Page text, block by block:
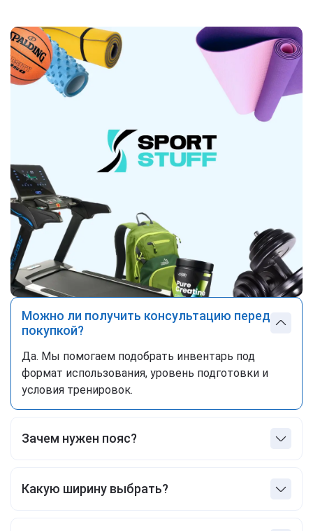
Можно ли получить консультацию перед
покупкой?
Да. Мы помогаем подобрать инвентарь под
формат использования, уровень подготовки и
условия тренировок.
Зачем нужен пояс?
работе с большими весами.
Какую ширину выбрать?